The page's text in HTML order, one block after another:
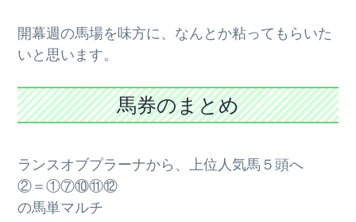
開幕週の馬場を味方に、なんとか粘ってもらいた
いと思います。
馬券のまとめ
ランスオブプラーナから、上位人気馬５頭へ
②＝①⑦⑩⑪⑫
の馬単マルチ